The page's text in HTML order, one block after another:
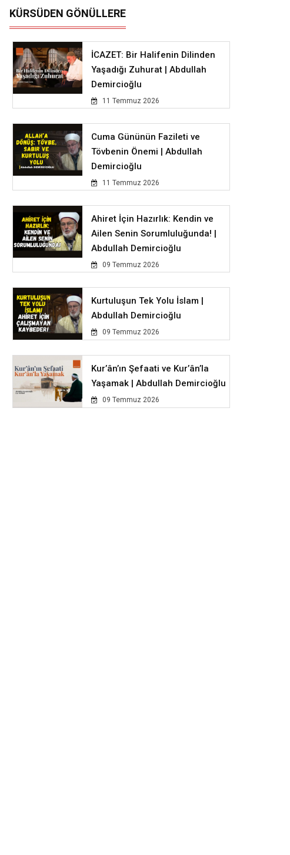
KÜRSÜDEN GÖNÜLLERE
İCAZET: Bir Halifenin Dilinden
Yaşadığı Zuhurat | Abdullah
Demircioğlu
11 Temmuz 2026
Cuma Gününün Fazileti ve
Tövbenin Önemi | Abdullah
Demircioğlu
11 Temmuz 2026
Ahiret İçin Hazırlık: Kendin ve
Ailen Senin Sorumluluğunda! |
Abdullah Demircioğlu
09 Temmuz 2026
Kurtuluşun Tek Yolu İslam |
Abdullah Demircioğlu
09 Temmuz 2026
Kur’ân’ın Şefaati ve Kur’ân’la
Yaşamak | Abdullah Demircioğlu
09 Temmuz 2026